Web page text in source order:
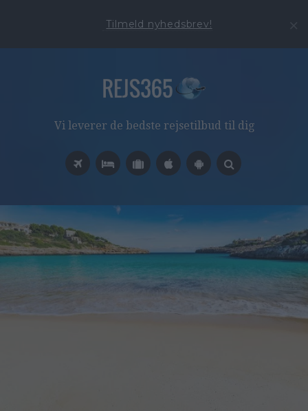
Tilmeld nyhedsbrev!
Vi leverer de bedste rejsetilbud til dig